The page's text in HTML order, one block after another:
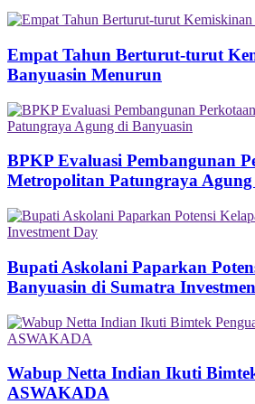
Empat Tahun Berturut-turut
Banyuasin Menurun
BPKP Evaluasi Pembangunan
Metropolitan Patungraya
Bupati Askolani Paparkan
Banyuasin di Sumatra
Wabup Netta Indian Ikuti
ASWAKADA